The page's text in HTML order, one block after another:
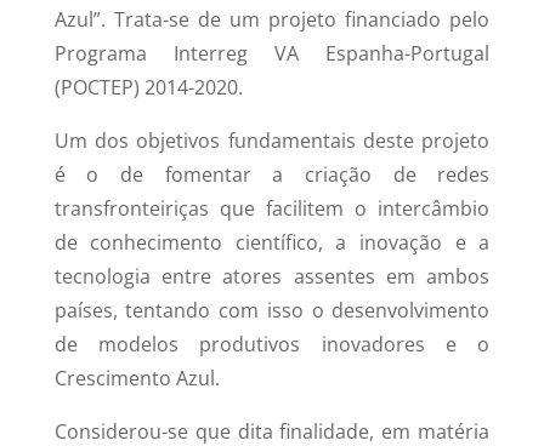
Azul”. Trata-se de um projeto financiado pelo
Programa Interreg VA Espanha-Portugal
(POCTEP) 2014-2020.
Um dos objetivos fundamentais deste projeto
é o de fomentar a criação de redes
transfronteiriças que facilitem o intercâmbio
de conhecimento científico, a inovação e a
tecnologia entre atores assentes em ambos
países, tentando com isso o desenvolvimento
de modelos produtivos inovadores e o
Crescimento Azul.
Considerou-se que dita finalidade, em matéria